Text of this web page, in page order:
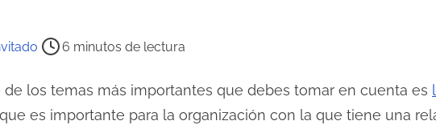
6 minutos de lectura
los temas más importantes que debes tomar en cuenta es
es importante para la organización con la que tiene una